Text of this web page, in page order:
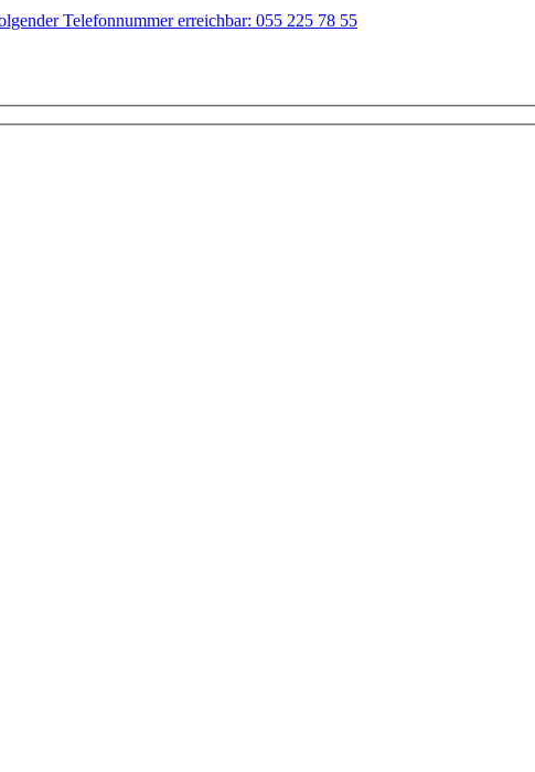
Telefonnummer erreichbar: 055 225 78 55